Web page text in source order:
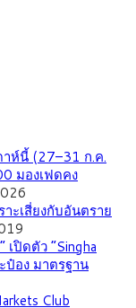
าห์นี้ (27–31 ก.ค.
มองเฟดคง
าะเสี่ยงกับอันตราย
เปิดตัว “Singha
ป๋อง มาตรฐาน